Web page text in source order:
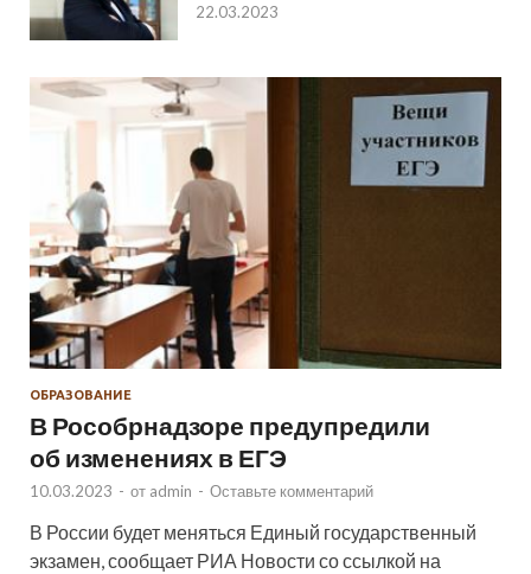
22.03.2023
ОБРАЗОВАНИЕ
В Рособрнадзоре предупредили
об изменениях в ЕГЭ
10.03.2023 - от admin - Оставьте комментарий
В России будет меняться Единый государственный
экзамен, сообщает РИА Новости со ссылкой на